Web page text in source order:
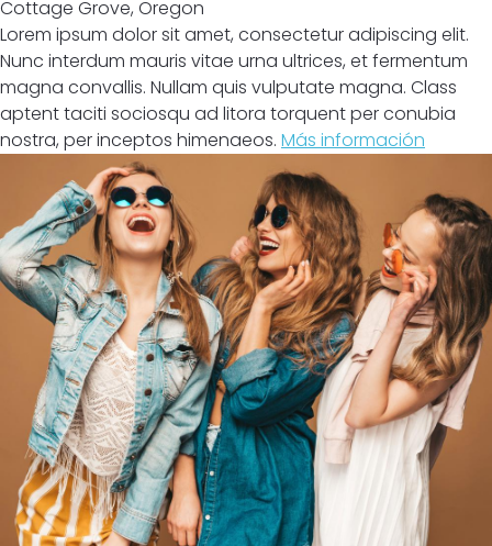
Cottage Grove, Oregon
Lorem ipsum dolor sit amet, consectetur adipiscing elit.
Nunc interdum mauris vitae urna ultrices, et fermentum
magna convallis. Nullam quis vulputate magna. Class
aptent taciti sociosqu ad litora torquent per conubia
nostra, per inceptos himenaeos. Más información